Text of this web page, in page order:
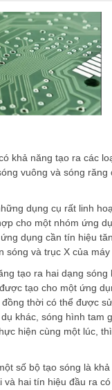
khả năng tạo ra các
vuông và sóng
dụng cụ rất linh
cho một nhóm ứng
dụng cần tín hiệu
và trục X của máy
tạo ra hai dạng
tạo cho một ứng
thời có thể được
khác, sóng hình
hiện cùng một lúc,
số bộ tạo sóng là
hai tín hiệu đầu ra